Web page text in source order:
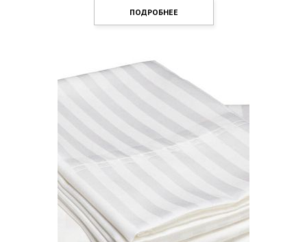
ПОДРОБНЕЕ